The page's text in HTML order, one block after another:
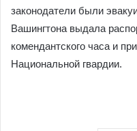
законодатели были
Вашингтона выдала
комендантского часа и
Национальной гвардии.